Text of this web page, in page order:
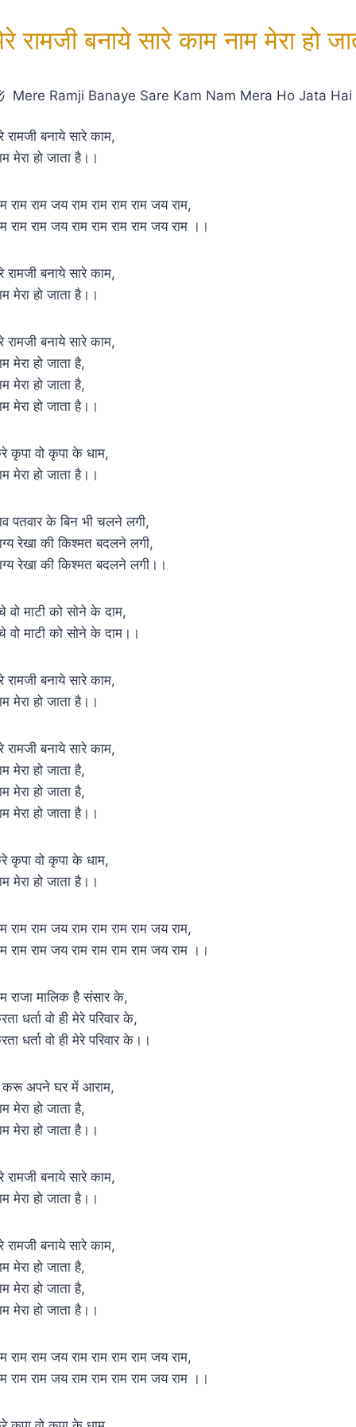
रामजी बनाये सारे काम नाम मेरा हो
Mere Ramji Banaye Sare Kam Nam Mera Ho Jata Hai
रामजी बनाये सारे काम,
मेरा हो जाता है।।
राम राम जय राम राम राम राम जय राम,
राम राम जय राम राम राम राम जय राम ।।
रामजी बनाये सारे काम,
मेरा हो जाता है।।
रामजी बनाये सारे काम,
मेरा हो जाता है,
मेरा हो जाता है,
मेरा हो जाता है।।
कृपा वो कृपा के धाम,
मेरा हो जाता है।।
पतवार के बिन भी चलने लगी,
रेखा की किश्मत बदलने लगी,
रेखा की किश्मत बदलने लगी।।
वो माटी को सोने के दाम,
वो माटी को सोने के दाम।।
रामजी बनाये सारे काम,
मेरा हो जाता है।।
रामजी बनाये सारे काम,
मेरा हो जाता है,
मेरा हो जाता है,
मेरा हो जाता है।।
कृपा वो कृपा के धाम,
मेरा हो जाता है।।
राम राम जय राम राम राम राम जय राम,
राम राम जय राम राम राम राम जय राम ।।
राजा मालिक है संसार के,
धर्ता वो ही मेरे परिवार के,
धर्ता वो ही मेरे परिवार के।।
अपने घर में आराम,
मेरा हो जाता है,
मेरा हो जाता है।।
रामजी बनाये सारे काम,
मेरा हो जाता है।।
रामजी बनाये सारे काम,
मेरा हो जाता है,
मेरा हो जाता है,
मेरा हो जाता है।।
राम राम जय राम राम राम राम जय राम,
राम राम जय राम राम राम राम जय राम ।।